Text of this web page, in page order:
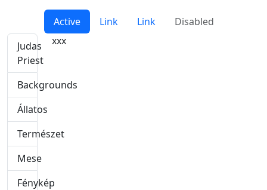
Active Link Link
Disabled
Judas
Priest
Backgrounds
Állatos
Természet
Mese
Fénykép
xxx